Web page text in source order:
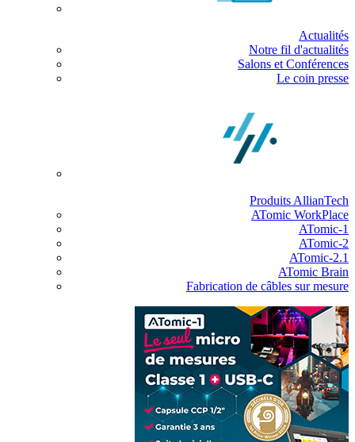
Actualités
Notre fil d'actualités
Salons et Conférences
Le coin presse
Produits AllianTech
ATomic WorkPlace
ATomic-1
ATomic-2
ATomic-2.1
ATomic Brain
Fabrication de câbles sur mesure